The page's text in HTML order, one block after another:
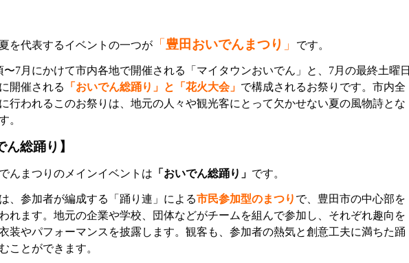
を代表するイベントの一つが「豊田おいでんまつり 」 です。
〜7月にかけて市内各地で開催される「マイタウンおいでん」と、7月の最終土曜日
開催される 「おいでん総踊り」と「花火大会」 で構成されるお祭りです。市内全
行われるこのお祭りは、地元の人々や観光客にとって欠かせない夏の風物詩とな
。
ん総踊り】
んまつりのメインイベントは 「おいでん総踊り」 です。
、参加者が編成する「踊り連」による市民参加型のまつり で、豊田市の中心部を
れます。地元の企業や学校、団体などがチームを組んで参加し、それぞれ趣向を
装やパフォーマンスを披露します。観客も、参加者の熱気と創意工夫に満ちた踊
ことができます。